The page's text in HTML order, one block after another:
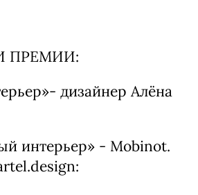
с дерзкими
И это был